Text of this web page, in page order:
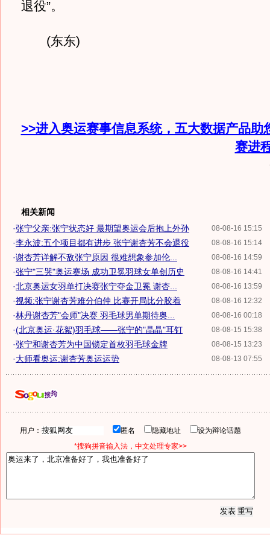
退役”。
(东东)
>>进入奥运赛事信息系统，五大数据产品助
赛进
相关新闻
08-08-16 15:15
·张宁父亲:张宁状态好 最期望奥运会后抱上外孙
08-08-16 15:14
·李永波:五个项目都有进步 张宁谢杏芳不会退役
08-08-16 14:59
·谢杏芳详解不敌张宁原因 很难想象参加伦...
08-08-16 14:41
·张宁"三哭"奥运赛场 成功卫冕羽球女单创历史
08-08-16 13:59
·北京奥运女羽单打决赛张宁夺金卫冕 谢杏...
08-08-16 12:32
·视频:张宁谢杏芳难分伯仲 比赛开局比分胶着
08-08-16 00:18
·林丹谢杏芳"会师"决赛 羽毛球男单期待奥...
08-08-15 15:38
·(北京奥运·花絮)羽毛球——张宁的"晶晶"耳钉
08-08-15 13:23
·张宁和谢杏芳为中国锁定首枚羽毛球金牌
08-08-13 07:55
·大师看奥运:谢杏芳奥运运势
用户： 匿名 隐藏地址
设为辩论话题
*搜狗拼音输入法，中文处理专家>>